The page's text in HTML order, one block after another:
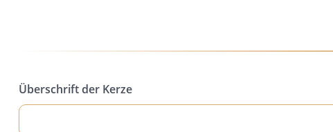
Überschrift der Kerze